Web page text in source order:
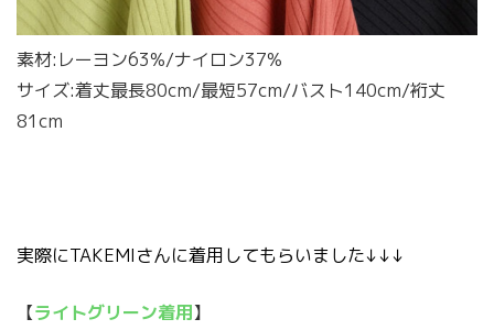
素材:レーヨン63%/ナイロン37%
サイズ:着丈最長80cm/最短57cm/バスト140cm/裄丈
81cm
実際にTAKEMIさんに着用してもらいました↓↓↓
【ライトグリーン着用】